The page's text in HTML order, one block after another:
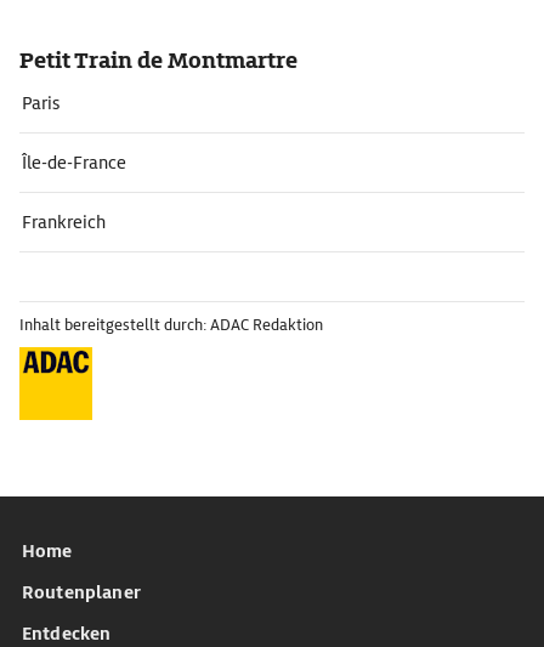
Petit Train de Montmartre
Paris
Île-de-France
Frankreich
Inhalt bereitgestellt durch: ADAC Redaktion
Home
Routenplaner
Entdecken